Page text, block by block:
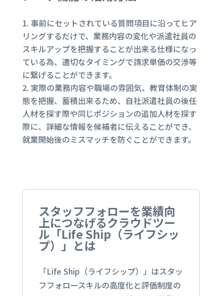
事前にセットされている質問項目に沿ってヒア
リングするだけで、業務内容の変化や派遣社員の
スキルアップを把握することが出来る仕様になっ
ている為、適切なタイミングで請求単価の交渉等
に繋げることができます。
実際の業務内容や職場の雰囲気、教育体制の実
態を把握、蓄積出来るため、自社派遣社員の後任
人材を探す際や同じポジションの追加人材を探す
際に、詳細な情報を候補者に伝えることができ、
就業開始後のミスマッチを防ぐことができます。
スタッフフォローを業績向
上につなげるクラウドツー
ル「Life Ship（ライフシッ
プ）」とは
「Life Ship（ライフシップ）」はスタッ
フフォロースキルの高度化と評価制度の